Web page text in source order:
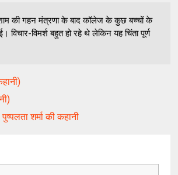
शाम की गहन मंत्रणा के बाद कॉलेज के कुछ बच्चों के
विचार-विमर्श बहुत हो रहे थे लेकिन यह चिंता पूर्ण
शर्मा की कहानी